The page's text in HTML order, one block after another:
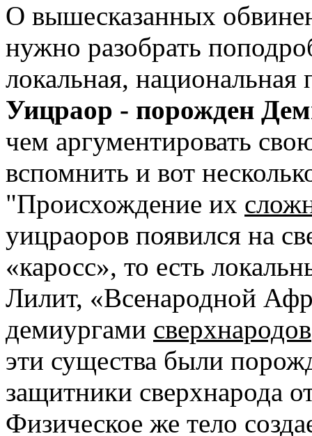
О вышесказанных
нужно разобрать
локальная,
Уицраор - порожден
чем аргументировать
вспомнить и вот
"Происхождение их
уицраоров появился на
«каросс», то есть
Лилит, «Всенародной
демиургами сверхнародов
эти существа были
защитники сверхнарода
Физическое же тело